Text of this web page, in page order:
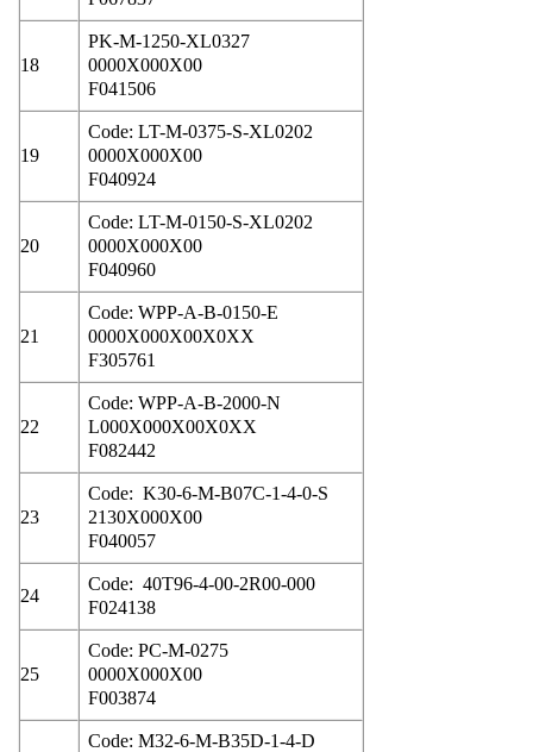
18
PK-M-1250-XL0327
0000X000X00
F041506
19
Code: LT-M-0375-S-XL0202
0000X000X00
F040924
20
Code: LT-M-0150-S-XL0202
0000X000X00
F040960
21
Code: WPP-A-B-0150-E
0000X000X00X0XX
F305761
22
Code: WPP-A-B-2000-N
L000X000X00X0XX
F082442
23
Code: K30-6-M-B07C-1-4-0-S
2130X000X00
F040057
24
Code: 40T96-4-00-2R00-000
F024138
25
Code: PC-M-0275
0000X000X00
F003874
Code: M32-6-M-B35D-1-4-D